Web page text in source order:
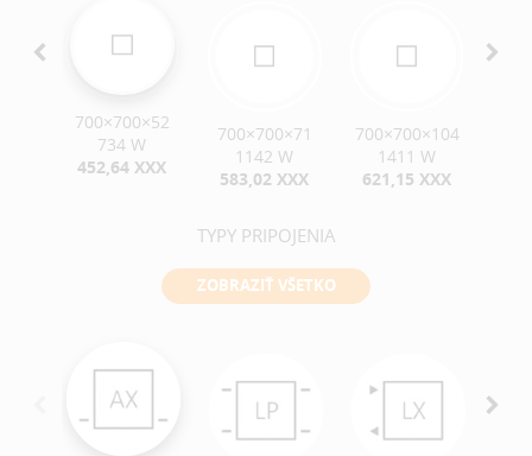
700×700×52
734 W
452,64 XXX
700×700×71
1142 W
583,02 XXX
700×700×104
1411 W
621,15 XXX
TYPY PRIPOJENIA
ZOBRAZIŤ VŠETKO